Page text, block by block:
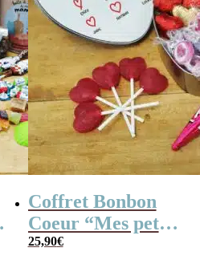
Coffret Bonbon
Coeur “Mes petits
enfants parfaits”
25,90€